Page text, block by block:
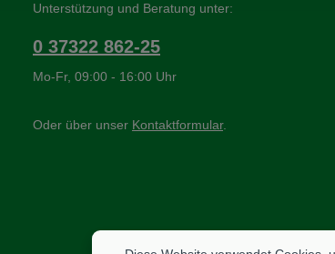
Unterstützung und Beratung unter:
0 37322 862-25
Mo-Fr, 09:00 - 16:00 Uhr
Oder über unser Kontaktformular.